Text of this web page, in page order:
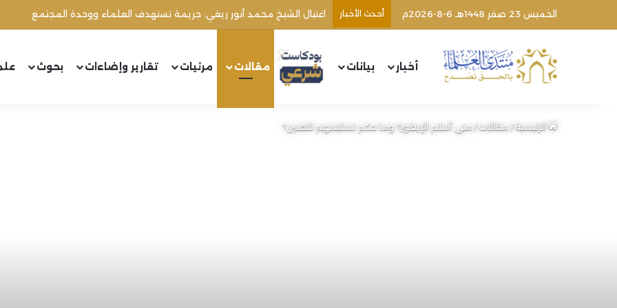
الخميس 23 صفر 1448هـ 6-8-2026م أحدث الأخبار
أخبار بيانات مقالات مرئيات تقارير وإضاءات بحوث
الرئيسية/مقالات/متى أسلم الإيغور؟ وما حكم تسليمهم للصين؟